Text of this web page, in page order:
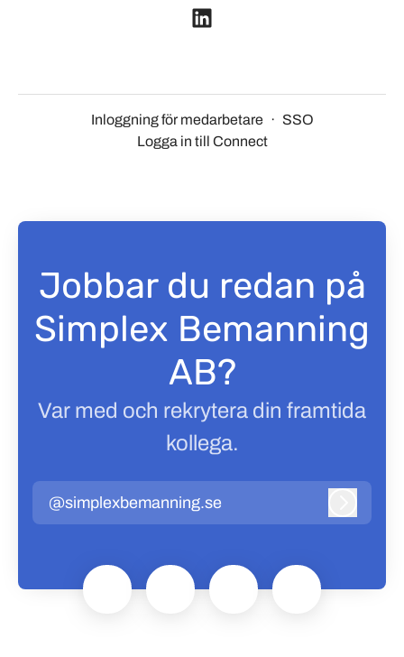
Inloggning för medarbetare · SSO
Logga in till Connect
Jobbar du redan på
Simplex Bemanning
AB?
Var med och rekrytera din framtida
kollega.
@simplexbemanning.se